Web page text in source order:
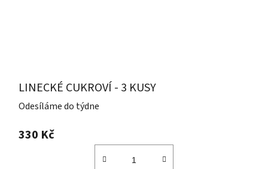
LINECKÉ CUKROVÍ - 3 KUSY
Odesíláme do týdne
330 Kč